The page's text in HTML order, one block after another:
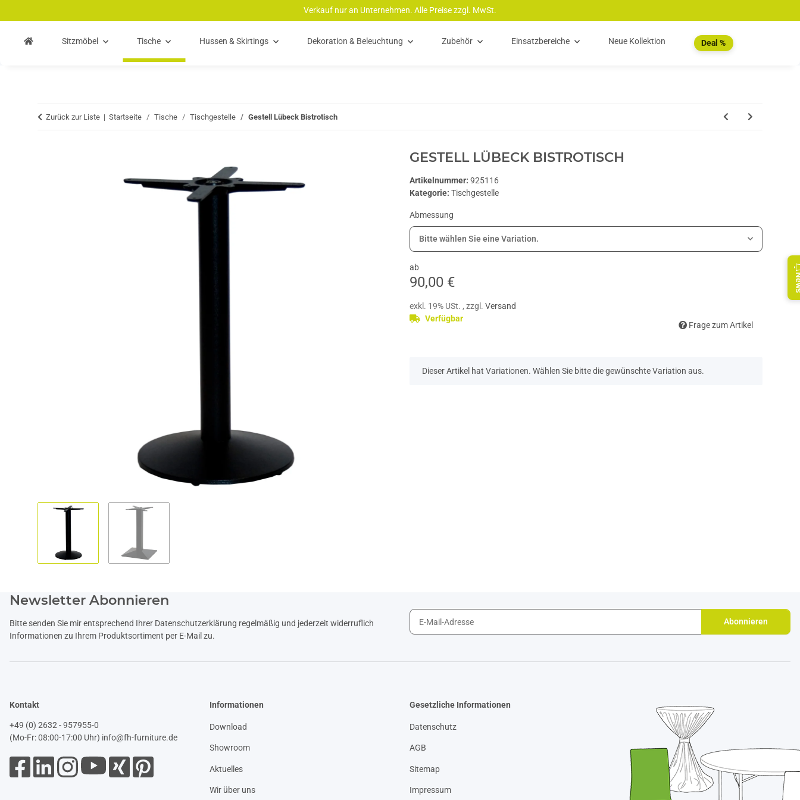
Verkauf nur an Unternehmen. Alle Preise zzgl. MwSt.
Sitzmöbel Tische Hussen & Skirtings Dekoration & Beleuchtung Zubehör Einsatzbereiche Neue Kollektion Deal %
Zurück zur Liste Startseite Tische Tischgestelle Gestell Lübeck Bistrotisch
GESTELL LÜBECK BISTROTISCH
Artikelnummer: 925116
Kategorie: Tischgestelle
Abmessung
Bitte wählen Sie eine Variation.
ab
90,00 €
exkl. 19% USt. , zzgl. Versand
Verfügbar
Frage zum Artikel
x
Dieser Artikel hat Variationen. Wählen Sie bitte die gewünschte Variation aus.
Newsletter Abonnieren
Bitte senden Sie mir entsprechend Ihrer Datenschutzerklärung regelmäßig und jederzeit widerruflich
Informationen zu Ihrem Produktsortiment per E-Mail zu.
Abonnieren
Kontakt
+49 (0) 2632 - 957955-0
(Mo-Fr: 08:00-17:00 Uhr) info@fh-furniture.de
Informationen
Download
Showroom
Aktuelles
Wir über uns
Gesetzliche Informationen
Datenschutz
AGB
Sitemap
Impressum